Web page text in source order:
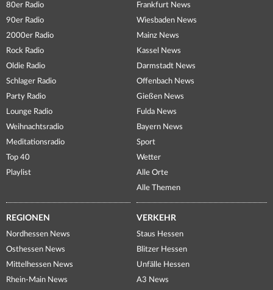
80er Radio
90er Radio
2000er Radio
Rock Radio
Oldie Radio
Schlager Radio
Party Radio
Lounge Radio
Weihnachtsradio
Meditationsradio
Top 40
Playlist
Frankfurt News
Wiesbaden News
Mainz News
Kassel News
Darmstadt News
Offenbach News
Gießen News
Fulda News
Bayern News
Sport
Wetter
Alle Orte
Alle Themen
REGIONEN
Nordhessen News
Osthessen News
Mittelhessen News
Rhein-Main News
VERKEHR
Staus Hessen
Blitzer Hessen
Unfälle Hessen
A3 News